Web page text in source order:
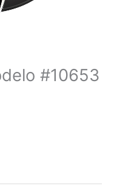
#10653